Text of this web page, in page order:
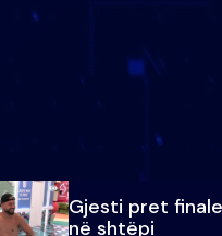
Gjesti pret
në shtëpi